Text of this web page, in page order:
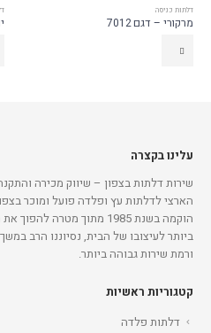
דלתות כניסה
מרקורי – דגם 7012
עלינו בקצרה
שירות דלתות בצפון – שיווק מכירה
הארצי לדלתות עץ ופלדה פועל ומוכר
הוקמה בשנת 1985 מתוך
ביותר לעיצובו של הבית, נסיוננו הרב
ורמת שירות גבוהה ביותר.
קטגוריות ראשיות
דלתות פלדה